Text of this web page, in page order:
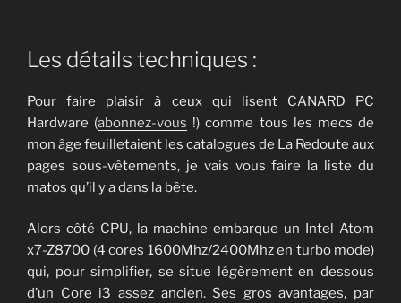
Les détails techniques :
Pour faire plaisir à ceux qui lisent CANARD PC
Hardware (abonnez-vous !) comme tous les mecs de
mon âge feuilletaient les catalogues de La Redoute aux
pages sous-vêtements, je vais vous faire la liste du
matos qu’il y a dans la bête.
Alors côté CPU, la machine embarque un Intel Atom
x7-Z8700 (4 cores 1600Mhz/2400Mhz en turbo mode)
qui, pour simplifier, se situe légèrement en dessous
d’un Core i3 assez ancien. Ses gros avantages, par